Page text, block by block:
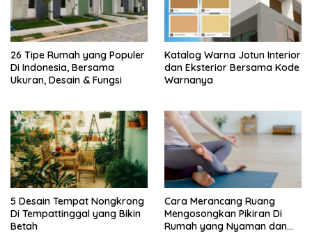
26 Tipe Rumah yang Populer
Di Indonesia, Bersama
Ukuran, Desain & Fungsi
Katalog Warna Jotun Interior
dan Eksterior Bersama Kode
Warnanya
5 Desain Tempat Nongkrong
Di Tempattinggal yang Bikin
Betah
Cara Merancang Ruang
Mengosongkan Pikiran Di
Rumah yang Nyaman dan